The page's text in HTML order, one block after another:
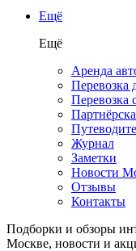
Ещё
Ещё
Аренда
Перевозка
Перевозка
Журнал
Заметки
Новости
Отзывы
Контакты
Подборки и обзоры
Москве, новости и